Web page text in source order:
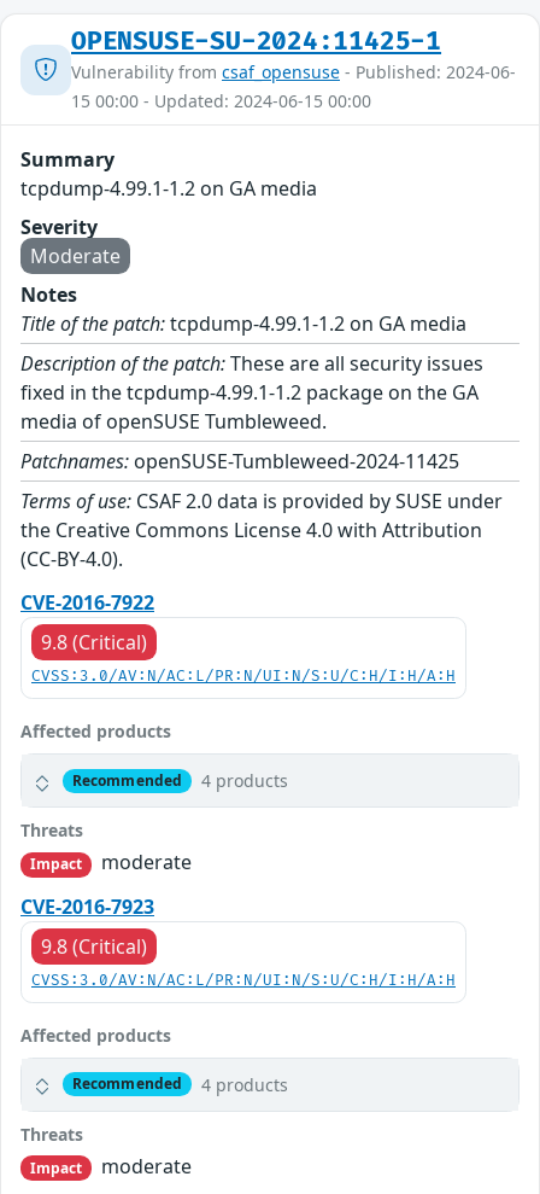
OPENSUSE-SU-2024:11425-1
Vulnerability from csaf_opensuse - Published: 2024-06-
15 00:00 - Updated: 2024-06-15 00:00
Summary
tcpdump-4.99.1-1.2 on GA media
Severity
Moderate
Notes
Title of the patch:tcpdump-4.99.1-1.2 on GA media
Description of the patch:These are all security issues
fixed in the tcpdump-4.99.1-1.2 package on the GA
media of openSUSE Tumbleweed.
Patchnames: openSUSE-Tumbleweed-2024-11425
Terms of use: CSAF 2.0 data is provided by SUSE under
the Creative Commons License 4.0 with Attribution
(CC-BY-4.0).
CVE-2016-7922
9.8 (Critical)
CVSS:3.0/AV:N/AC:L/PR:N/UI:N/S:U/C:H/I:H/A:H
Affected products
Recommended 4 products
Threats
Impact
moderate
CVE-2016-7923
9.8 (Critical)
CVSS:3.0/AV:N/AC:L/PR:N/UI:N/S:U/C:H/I:H/A:H
Affected products
Recommended 4 products
Threats
Impact moderate